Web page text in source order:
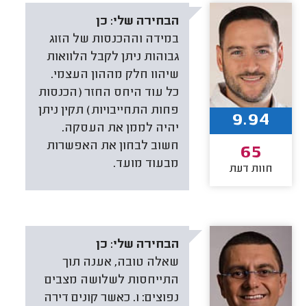
הבחירה שלי: כן
במידה וההכנסות של הזוג
גבוהות ניתן לקבל הלוואות
שיהוו חלק מההון העצמי.
כל עוד היחס החזר (הכנסות
פחות התחייבויות) תקין ניתן
יהיה לממן את העסקה.
חשוב לבחון את האפשרות
מבעוד מועד.
9.94
65
חוות דעת
הבחירה שלי: כן
שאלה טובה, אענה תוך
התייחסות לשלושה מצבים
נפוצים: 1. כאשר קונים דירה